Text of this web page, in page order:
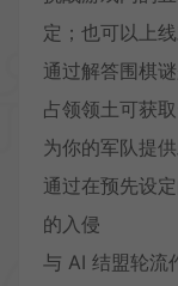
定；也可以上
通过解答围棋
占领领土可获
为你的军队提
通过在预先设
的入侵
与 AI 结盟轮流